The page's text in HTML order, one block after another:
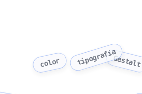
color tipografíaGestalt